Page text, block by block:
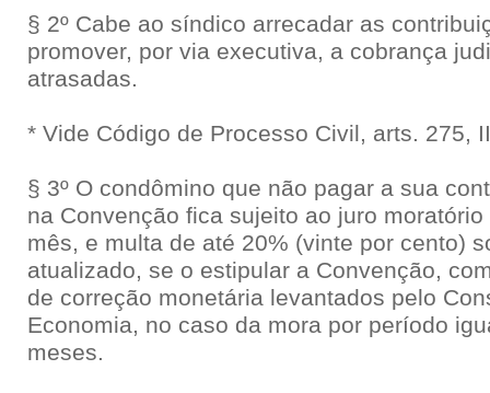
§ 2º Cabe ao síndico arrecadar as
promover, por via executiva, a cobrança
atrasadas.
* Vide Código de Processo Civil, arts. 275,
§ 3º O condômino que não pagar a sua
na Convenção fica sujeito ao juro
mês, e multa de até 20% (vinte por cento)
atualizado, se o estipular a Convenção,
de correção monetária levantados pelo
Economia, no caso da mora por período
meses.